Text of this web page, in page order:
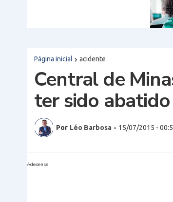
Página inicial acidente
Central de
ter sido
Por Léo Barbosa - 15/07/2015 -
Adesense